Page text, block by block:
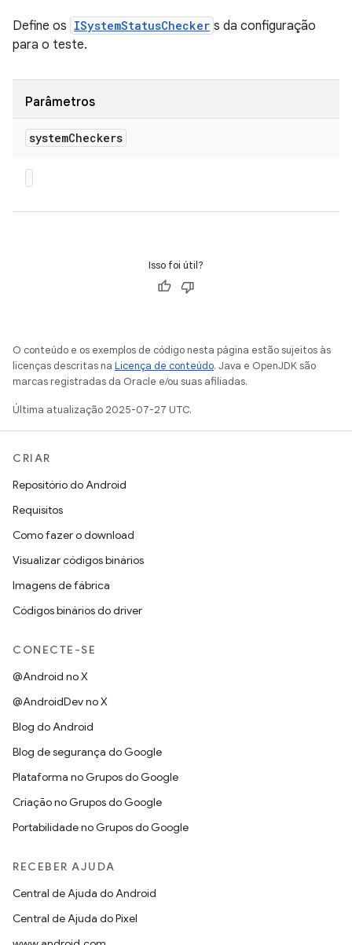
Define os ISystemStatusChecker s da configuração
para o teste.
Parâmetros
systemCheckers
Isso foi útil?
O conteúdo e os exemplos de código nesta página estão sujeitos às
licenças descritas na Licença de conteúdo. Java e OpenJDK são
marcas registradas da Oracle e/ou suas afiliadas.
Última atualização 2025-07-27 UTC.
CRIAR
Repositório do Android
Requisitos
Como fazer o download
Visualizar códigos binários
Imagens de fábrica
Códigos binários do driver
CONECTE-SE
@Android no X
@AndroidDev no X
Blog do Android
Blog de segurança do Google
Plataforma no Grupos do Google
Criação no Grupos do Google
Portabilidade no Grupos do Google
RECEBER AJUDA
Central de Ajuda do Android
Central de Ajuda do Pixel